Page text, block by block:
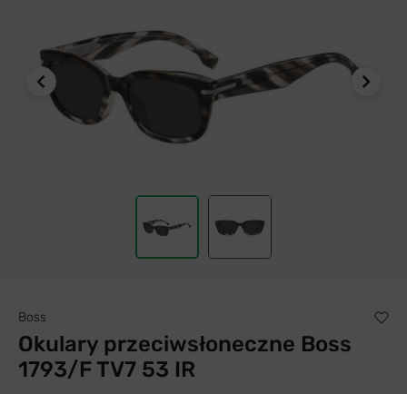
Boss
Okulary przeciwsłoneczne Boss
1793/F TV7 53 IR